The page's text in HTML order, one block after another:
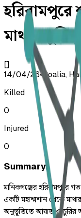
হরিরামপুরে
মাথার খুলি
[]
14/04/26• Boalia,
Killed
0
Injured
0
Summary
মানিকগঞ্জের হরিরামপুরে
একটি মহাশ্মশান থেকে
অনুভূতিতে আঘাত ও চুরির